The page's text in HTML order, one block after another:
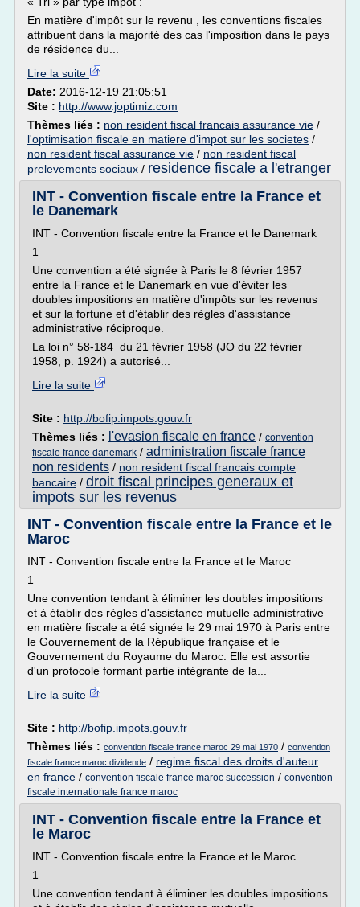
En matière d'impôt sur le revenu , les conventions fiscales
attribuent dans la majorité des cas l'imposition dans le pays
de résidence du...
Lire la suite
Date: 2016-12-19 21:05:51
Site : http://www.joptimiz.com
Thèmes liés : non resident fiscal francais assurance vie /
l'optimisation fiscale en matiere d'impot sur les societes /
non resident fiscal assurance vie / non resident fiscal
prelevements sociaux / residence fiscale a l'etranger
INT - Convention fiscale entre la France et
le Danemark
INT - Convention fiscale entre la France et le Danemark
1
Une convention a été signée à Paris le 8 février 1957
entre la France et le Danemark en vue d'éviter les
doubles impositions en matière d'impôts sur les revenus
et sur la fortune et d'établir des règles d'assistance
administrative réciproque.
La loi n° 58-184 du 21 février 1958 (JO du 22 février
1958, p. 1924) a autorisé...
Lire la suite
Site : http://bofip.impots.gouv.fr
Thèmes liés : l'evasion fiscale en france / convention
fiscale france danemark / administration fiscale france
non residents / non resident fiscal francais compte
bancaire / droit fiscal principes generaux et
impots sur les revenus
INT - Convention fiscale entre la France et le
Maroc
INT - Convention fiscale entre la France et le Maroc
1
Une convention tendant à éliminer les doubles impositions
et à établir des règles d'assistance mutuelle administrative
en matière fiscale a été signée le 29 mai 1970 à Paris entre
le Gouvernement de la République française et le
Gouvernement du Royaume du Maroc. Elle est assortie
d'un protocole formant partie intégrante de la...
Lire la suite
Site : http://bofip.impots.gouv.fr
Thèmes liés : convention fiscale france maroc 29 mai 1970 / convention
fiscale france maroc dividende / regime fiscal des droits d'auteur
en france / convention fiscale france maroc succession / convention
fiscale internationale france maroc
INT - Convention fiscale entre la France et
le Maroc
INT - Convention fiscale entre la France et le Maroc
1
Une convention tendant à éliminer les doubles impositions